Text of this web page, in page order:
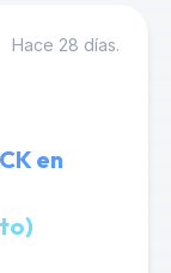
Hace 28 días.
en